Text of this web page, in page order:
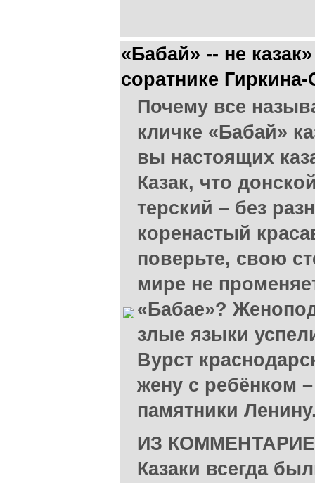
«Бабай» -- не
соратнике
Почему все
кличке «Бабай»
вы настоящих
Казак, что
терский – без
коренастый
поверьте, свою
мире не
«Бабае»?
злые языки
Вурст
жену с ребёнком
памятники
ИЗ
Казаки всегда